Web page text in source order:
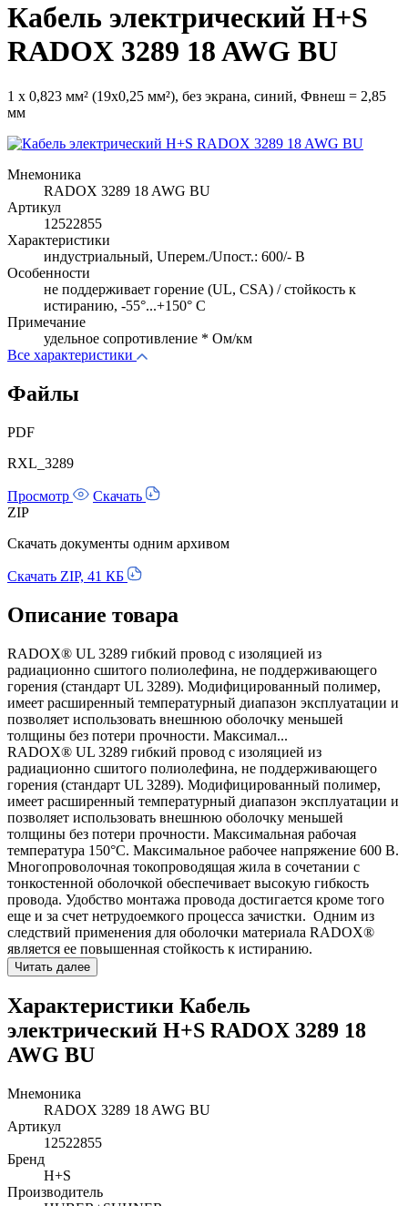
Кабель электрический H+S
RADOX 3289 18 AWG BU
1 х 0,823 мм² (19x0,25 мм²), без экрана, синий, Фвнеш = 2,85
мм
Мнемоника
RADOX 3289 18 AWG BU
Артикул
12522855
Характеристики
индустриальный, Uперем./Uпост.: 600/- В
Особенности
не поддерживает горение (UL, CSA) / стойкость к
истиранию, -55°...+150° C
Примечание
удельное сопротивление * Ом/км
Все характеристики
Файлы
PDF
RXL_3289
Просмотр
Скачать
ZIP
Скачать документы одним архивом
Скачать ZIP, 41 КБ
Описание товара
RADOX® UL 3289 гибкий провод с изоляцией из
радиационно сшитого полиолефина, не поддерживающего
горения (стандарт UL 3289). Модифицированный полимер,
имеет расширенный температурный диапазон эксплуатации и
позволяет использовать внешнюю оболочку меньшей
толщины без потери прочности. Максимал...
RADOX® UL 3289 гибкий провод с изоляцией из
радиационно сшитого полиолефина, не поддерживающего
горения (стандарт UL 3289). Модифицированный полимер,
имеет расширенный температурный диапазон эксплуатации и
позволяет использовать внешнюю оболочку меньшей
толщины без потери прочности. Максимальная рабочая
температура 150°C. Максимальное рабочее напряжение 600 В.
Многопроволочная токопроводящая жила в сочетании с
тонкостенной оболочкой обеспечивает высокую гибкость
провода. Удобство монтажа провода достигается кроме того
еще и за счет нетрудоемкого процесса зачистки. Одним из
следствий применения для оболочки материала RADOX®
является ее повышенная стойкость к истиранию.
Читать далее
Характеристики Кабель
электрический H+S RADOX 3289 18
AWG BU
Мнемоника
RADOX 3289 18 AWG BU
Артикул
12522855
Бренд
H+S
Производитель